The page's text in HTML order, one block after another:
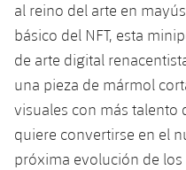
al reino del arte en
básico del NFT, esta
de arte digital
una pieza de mármol
visuales con más talento
quiere convertirse en el
próxima evolución de los